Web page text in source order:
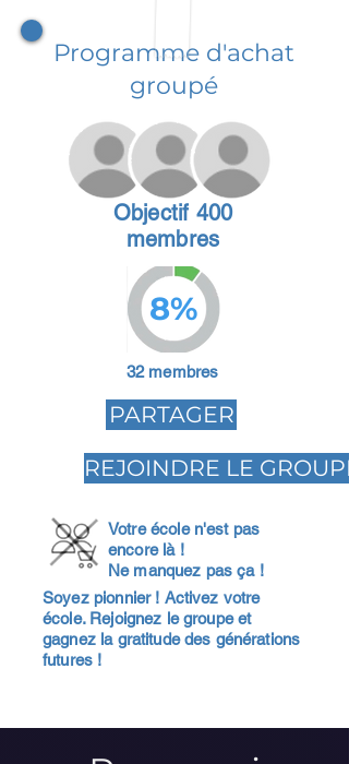
Programme d'achat
groupé
Objectif 400
membres
8%
32 membres
PARTAGER
REJOINDRE LE GROUPE
Votre école n'est pas
encore là !
Ne manquez pas ça !
Soyez pionnier ! Activez votre
école. Rejoignez le groupe et
gagnez la gratitude des générations
futures !